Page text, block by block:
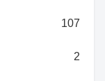
107
2